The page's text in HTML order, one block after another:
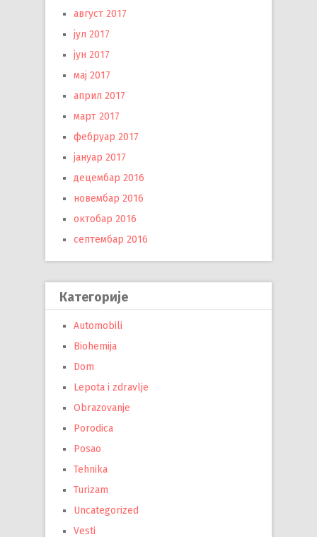
август 2017
јул 2017
јун 2017
мај 2017
април 2017
март 2017
фебруар 2017
јануар 2017
децембар 2016
новембар 2016
октобар 2016
септембар 2016
Категорије
Automobili
Biohemija
Dom
Lepota i zdravlje
Obrazovanje
Porodica
Posao
Tehnika
Turizam
Uncategorized
Vesti